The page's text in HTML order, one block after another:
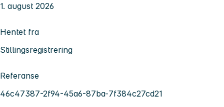
1. august 2026
Hentet fra
Stillingsregistrering
Referanse
46c47387-2f94-45a6-87ba-7f384c27cd21